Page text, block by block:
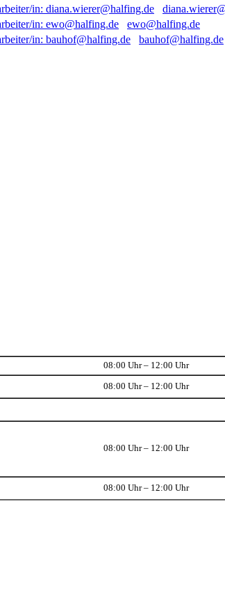
ewo@halfing.de
bauhof@halfing.de
08:00 Uhr – 12:00 Uhr
08:00 Uhr – 12:00 Uhr
08:00 Uhr – 12:00 Uhr
08:00 Uhr – 12:00 Uhr